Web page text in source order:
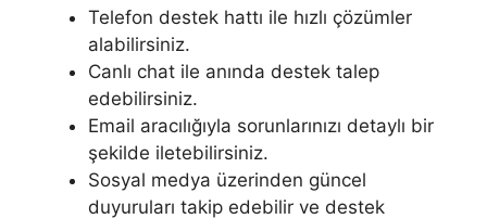
Telefon destek hattı ile hızlı çözümler
alabilirsiniz.
Canlı chat ile anında destek talep
edebilirsiniz.
Email aracılığıyla sorunlarınızı detaylı bir
şekilde iletebilirsiniz.
Sosyal medya üzerinden güncel
duyuruları takip edebilir ve destek